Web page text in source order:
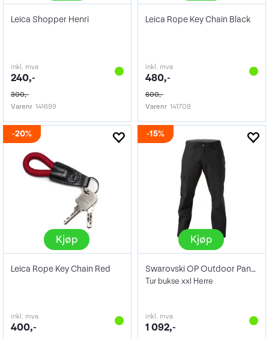
Leica Shopper Henri
inkl. mva
240,-
300,-
Varenr 141699
Leica Rope Key Chain Black
inkl. mva
480,-
600,-
Varenr 141708
20%
Kjøp
Leica Rope Key Chain Red
inkl. mva
400,-
15%
Kjøp
Swarovski OP Outdoor Pants Male XXL
Tur bukse xxl Herre
inkl. mva
1 092,-